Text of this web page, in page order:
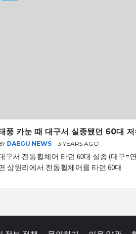
풍 카눈 때 대구서 실종됐던 60대
DAEGU NEWS 3 YEARS AGO
구서 전동휠체어 타던 60대 실종 (대구=
상원리에서 전동휠체어를 타던 60대